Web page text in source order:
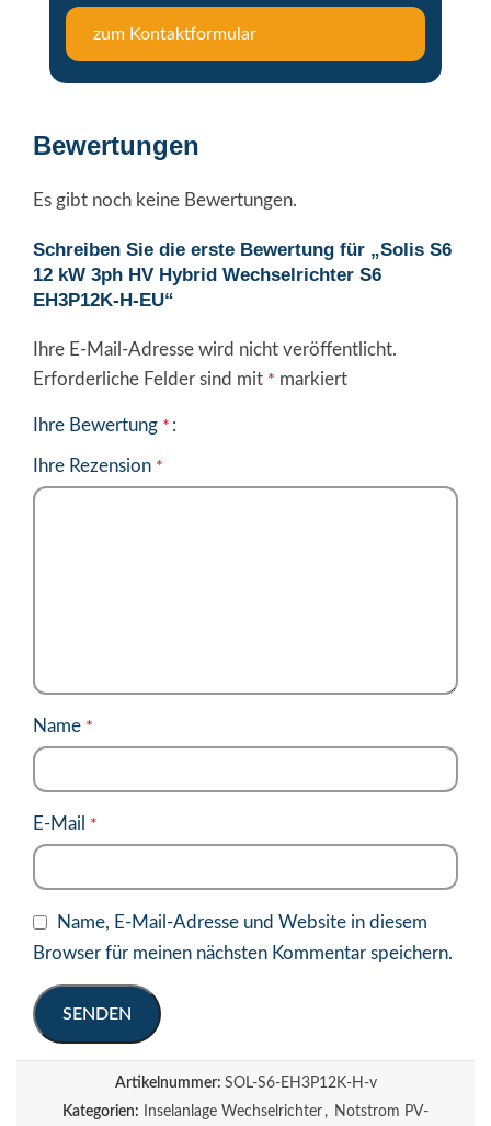
zum Kontaktformular
Bewertungen
Es gibt noch keine Bewertungen.
Schreiben Sie die erste Bewertung für „Solis S6
12 kW 3ph HV Hybrid Wechselrichter S6
EH3P12K-H-EU“
Ihre E-Mail-Adresse wird nicht veröffentlicht.
Erforderliche Felder sind mit * markiert
Ihre Bewertung *
Ihre Rezension *
Name *
E-Mail *
Name, E-Mail-Adresse und Website in diesem
Browser für meinen nächsten Kommentar speichern.
Artikelnummer: SOL-S6-EH3P12K-H-v
Kategorien:
Inselanlage Wechselrichter , Notstrom PV-